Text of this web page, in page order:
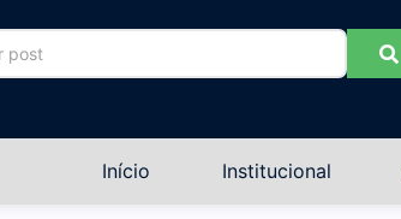
Início Institucional